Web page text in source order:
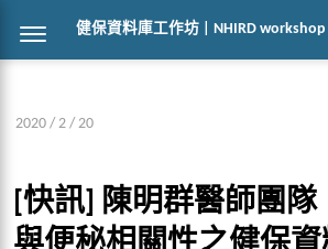
健保資料庫工作坊 | NHIRD
2020 / 2 / 20
[快訊] 陳明群醫師團